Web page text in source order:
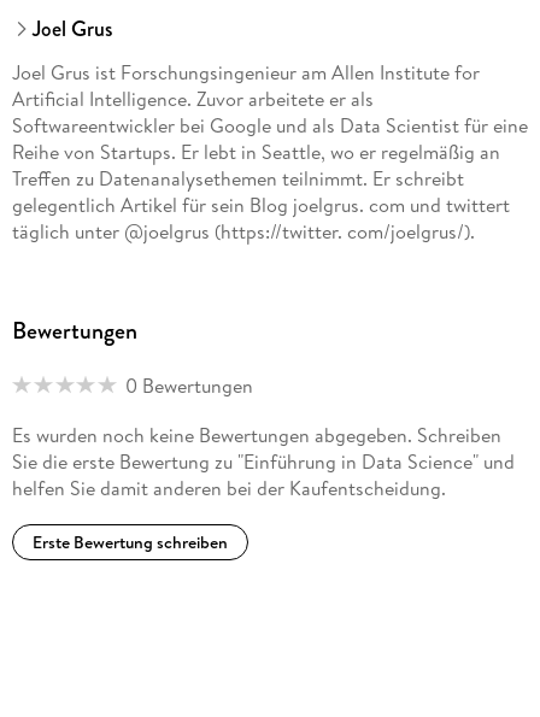
Joel Grus
Joel Grus ist Forschungsingenieur am Allen Institute for
Artificial Intelligence. Zuvor arbeitete er als
Softwareentwickler bei Google und als Data Scientist für eine
Reihe von Startups. Er lebt in Seattle, wo er regelmäßig an
Treffen zu Datenanalysethemen teilnimmt. Er schreibt
gelegentlich Artikel für sein Blog joelgrus. com und twittert
täglich unter @joelgrus (https://twitter. com/joelgrus/).
Bewertungen
0 Bewertungen
Es wurden noch keine Bewertungen abgegeben. Schreiben
Sie die erste Bewertung zu "Einführung in Data Science" und
helfen Sie damit anderen bei der Kaufentscheidung.
Erste Bewertung schreiben